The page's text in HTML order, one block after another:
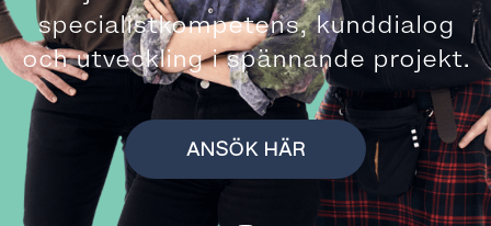
specialistkompetens, kunddialog
och utveckling i spännande projekt.
ANSÖK HÄR